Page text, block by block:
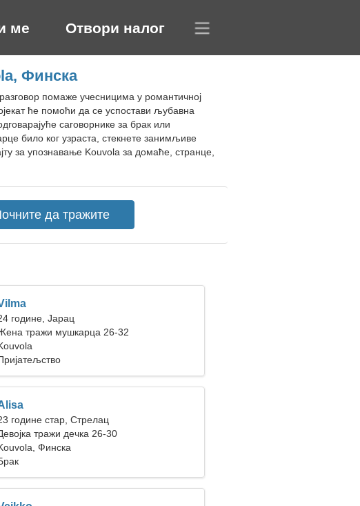
ме Отвори налог
Финска
помаже учесницима у романтичној
ће помоћи да се успостави љубавна
саговорнике за брак или
било ког узраста, стекнете занимљиве
за упознавање Kouvola за домаће, странце,
године, Јарац
тражи мушкарца 26-32
године стар, Стрелац
тражи дечка 26-30
Финска